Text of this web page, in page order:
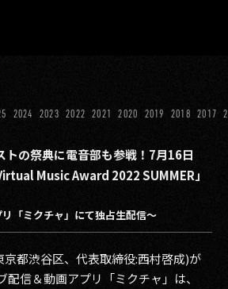
ジョブカン
ゲーム
ミクチャ
医療(CLIUS)
美少女図鑑
2024 2023 2022 2021 2020 2019 2018 2017
トの祭典に電音部も参戦！7月16日
Music Award 2022 SUMMER」
「ミクチャ」にて独占生配信〜
都渋谷区、代表取締役:西村啓成)が
信＆動画アプリ「ミクチャ」は、